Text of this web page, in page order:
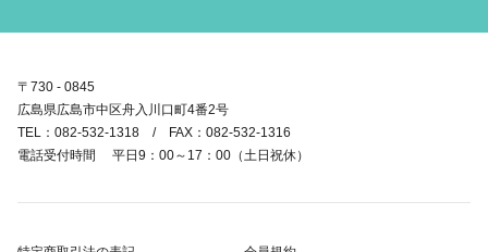
〒730 - 0845
広島県広島市中区舟入川口町4番2号
TEL：082-532-1318 / FAX：082-532-1316
電話受付時間 平日9：00～17：00（土日祝休）